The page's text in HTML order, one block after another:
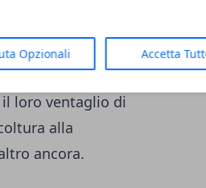
Opzionali Accetta
loro ventaglio di
alla
ancora.